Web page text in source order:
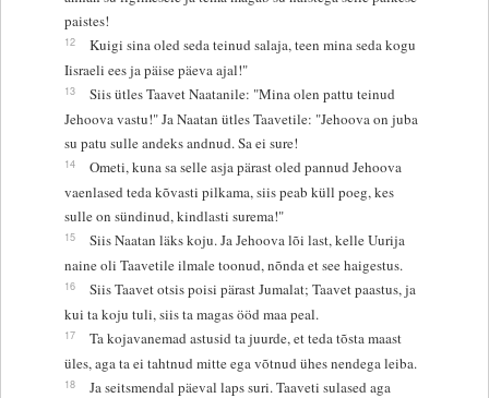
paistes!
12
Kuigi sina oled seda teinud salaja, teen mina seda kogu
Iisraeli ees ja päise päeva ajal!"
13
Siis ütles Taavet Naatanile: "Mina olen pattu teinud
Jehoova vastu!" Ja Naatan ütles Taavetile: "Jehoova on juba
su patu sulle andeks andnud. Sa ei sure!
14
Ometi, kuna sa selle asja pärast oled pannud Jehoova
vaenlased teda kõvasti pilkama, siis peab küll poeg, kes
sulle on sündinud, kindlasti surema!"
15
Siis Naatan läks koju. Ja Jehoova lõi last, kelle Uurija
naine oli Taavetile ilmale toonud, nõnda et see haigestus.
16
Siis Taavet otsis poisi pärast Jumalat; Taavet paastus, ja
kui ta koju tuli, siis ta magas ööd maa peal.
17
Ta kojavanemad astusid ta juurde, et teda tõsta maast
üles, aga ta ei tahtnud mitte ega võtnud ühes nendega leiba.
18
Ja seitsmendal päeval laps suri. Taaveti sulased aga